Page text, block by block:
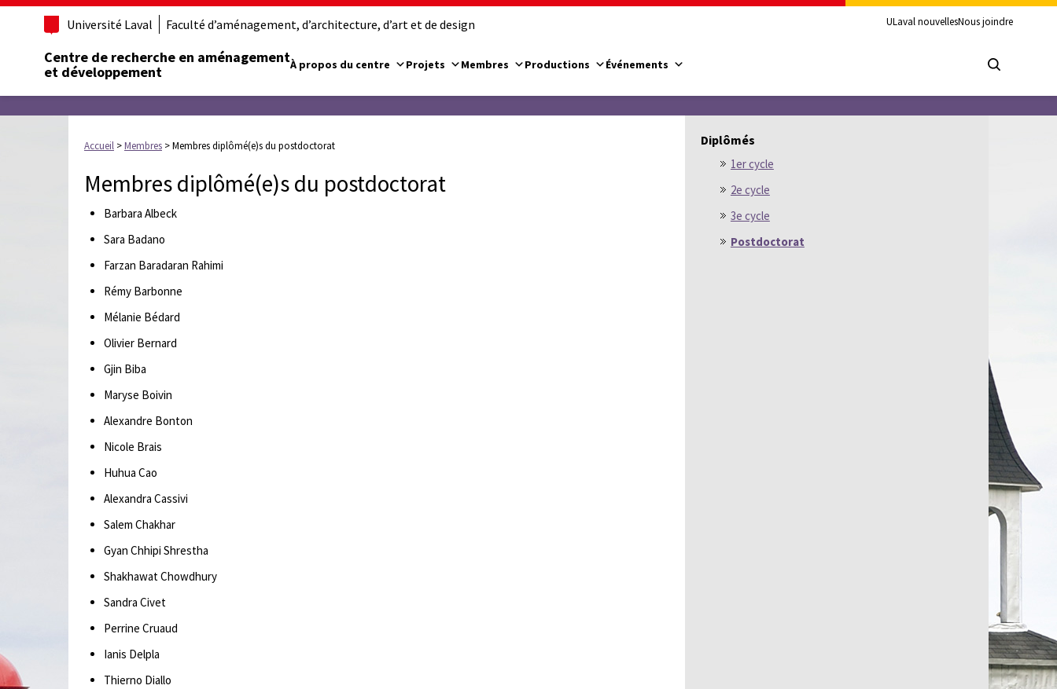
Université Laval Faculté d’aménagement, d’architecture, d’art et de design ULaval nouvellesNous joindre
Centre de recherche en aménagement
et développement
À propos du centre Projets Membres Productions Événements
Accueil >Membres >Membres diplômé(e)s du postdoctorat
Membres diplômé(e)s du postdoctorat
Barbara Albeck
Sara Badano
Farzan Baradaran Rahimi
Rémy Barbonne
Mélanie Bédard
Olivier Bernard
Gjin Biba
Maryse Boivin
Alexandre Bonton
Nicole Brais
Huhua Cao
Alexandra Cassivi
Salem Chakhar
Gyan Chhipi Shrestha
Shakhawat Chowdhury
Sandra Civet
Perrine Cruaud
Ianis Delpla
Thierno Diallo
Diplômés
1er cycle
2e cycle
3e cycle
Postdoctorat